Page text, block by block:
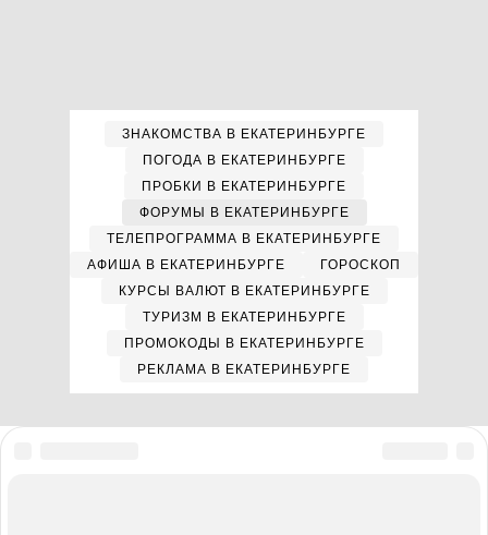
ЗНАКОМСТВА В ЕКАТЕРИНБУРГЕ
ПОГОДА В ЕКАТЕРИНБУРГЕ
ПРОБКИ В ЕКАТЕРИНБУРГЕ
ФОРУМЫ В ЕКАТЕРИНБУРГЕ
ТЕЛЕПРОГРАММА В ЕКАТЕРИНБУРГЕ
АФИША В ЕКАТЕРИНБУРГЕ
ГОРОСКОП
КУРСЫ ВАЛЮТ В ЕКАТЕРИНБУРГЕ
ТУРИЗМ В ЕКАТЕРИНБУРГЕ
ПРОМОКОДЫ В ЕКАТЕРИНБУРГЕ
РЕКЛАМА В ЕКАТЕРИНБУРГЕ